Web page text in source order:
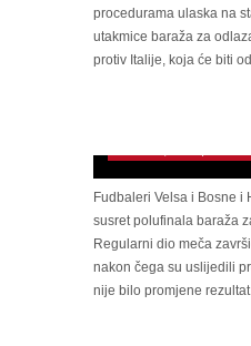
procedurama ulaska na
utakmice baraža za
protiv Italije, koja će biti
KRAJ DRAME U
Fudbaleri Velsa i Bosne i
susret polufinala baraža
Regularni dio meča
nakon čega su uslijedili
nije bilo promjene